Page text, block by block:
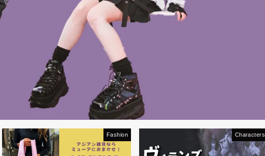
Fashion Characters